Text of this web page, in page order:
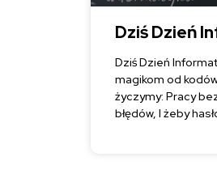
Dziś Dzień
Dziś Dzień
magikom od
życzymy: Pracy
błędów, I żeby